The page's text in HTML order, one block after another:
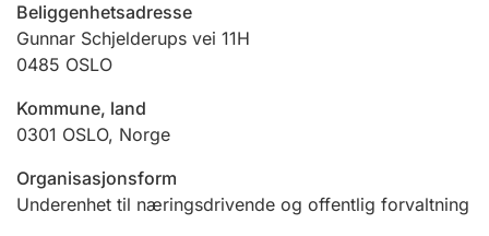
Jeger
Betaling og jegeravgiftskort
Ektepaktveileder
Beliggenhetsadresse
Gunnar Schjelderups vei 11H
0485 OSLO
Kommune, land
0301 OSLO, Norge
Organisasjonsform
Underenhet til næringsdrivende og offentlig forvaltning